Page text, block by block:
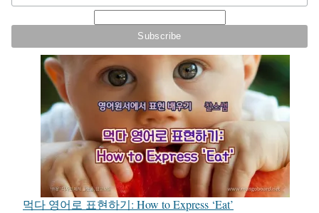
먹다 영어로 표현하기: How to Express ‘Eat’